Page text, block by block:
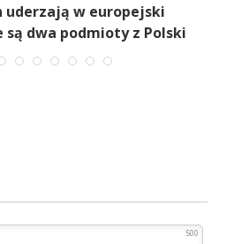
uderzają w europejski
są dwa podmioty z Polski
500